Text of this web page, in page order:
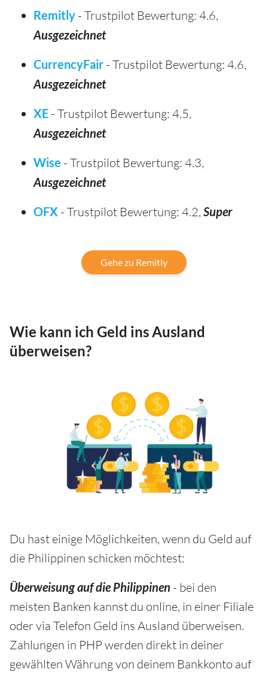
Remitly - Trustpilot Bewertung: 4.6,
Ausgezeichnet
CurrencyFair - Trustpilot Bewertung: 4.6,
Ausgezeichnet
XE - Trustpilot Bewertung: 4.5,
Ausgezeichnet
Wise - Trustpilot Bewertung: 4.3,
Ausgezeichnet
OFX - Trustpilot Bewertung: 4.2, Super
Gehe zu Remitly
Wie kann ich Geld ins Ausland
überweisen?
Du hast einige Möglichkeiten, wenn du Geld auf
die Philippinen schicken möchtest:
Überweisung auf die Philippinen - bei den
meisten Banken kannst du online, in einer Filiale
oder via Telefon Geld ins Ausland überweisen.
Zahlungen in PHP werden direkt in deiner
gewählten Währung von deinem Bankkonto auf